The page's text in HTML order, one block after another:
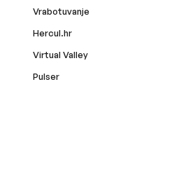
Vrabotuvanje
Hercul.hr
Virtual Valley
Pulser